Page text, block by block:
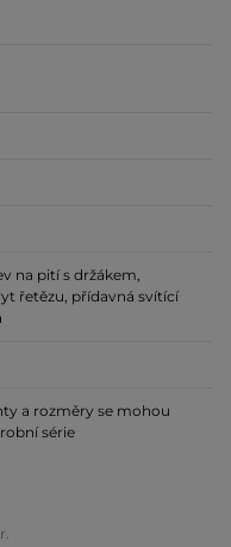
na pití s držákem,
řetězu, přídavná svítící
a rozměry se mohou
série